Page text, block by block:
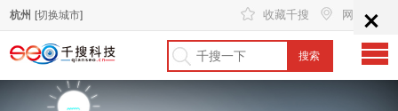
杭州 [切换城市] 收藏千搜 网站地图
×